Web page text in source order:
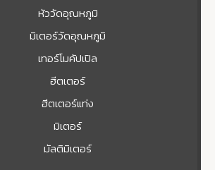
หัววัดอุณหภูมิ
มิเตอร์วัดอุณหภูมิ
เทอร์โมคัปเปิล
ฮีตเตอร์
ฮีตเตอร์แท่ง
มิเตอร์
มัลติมิเตอร์